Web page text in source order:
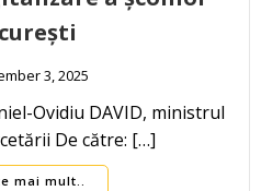
3, 2025
Ovidiu DAVID, ministrul
De către: […]
mai mult..